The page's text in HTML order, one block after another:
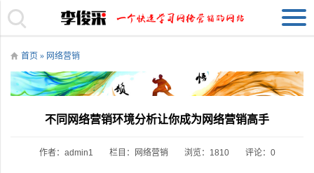
首页 » 网络营销
不同网络营销环境分析让你成为网络营销高手
作者：admin1 栏目： 网络营销 浏览：1810 评论：0